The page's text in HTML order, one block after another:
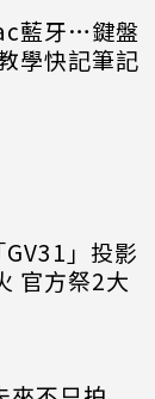
藍牙…鍵盤
學快記筆記
」投影
官方祭2大